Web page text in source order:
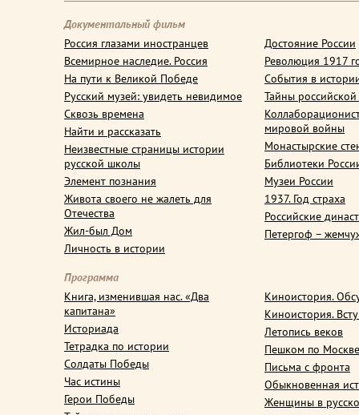
Документальный фильм
Россия глазами иностранцев
Всемирное наследие. Россия
На пути к Великой Победе
Русский музей: увидеть невидимое
Сквозь времена
Найти и рассказать
Неизвестные страницы истории
русской школы
Элемент познания
Живота своего не жалеть для
Отечества
Жил-был Дом
Личность в истории
Достояние России
Революция 1917
События в
Тайны
мировой войны
Монастырские
Библиотеки
Музеи России
1937. Год страха
Российские
Петергоф –
Программа
Книга, изменившая нас. «Два
капитана»
Историада
Тетрадка по истории
Солдаты Победы
Час истины
Герои Победы
Киноистория.
Киноистория.
Летопись веков
Пешком по Москве
Письма с фронта
Обыкновенная
Женщины в